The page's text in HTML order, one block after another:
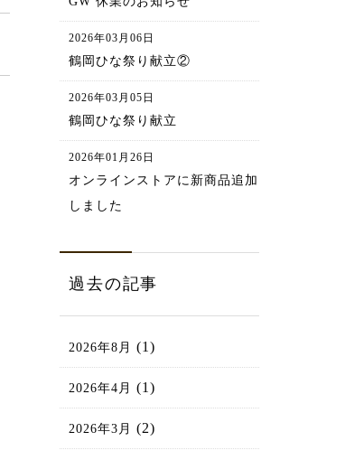
2026年03月06日
鶴岡ひな祭り献立②
2026年03月05日
鶴岡ひな祭り献立
2026年01月26日
オンラインストアに新商品追加
しました
過去の記事
2026年8月 (1)
2026年4月 (1)
2026年3月 (2)